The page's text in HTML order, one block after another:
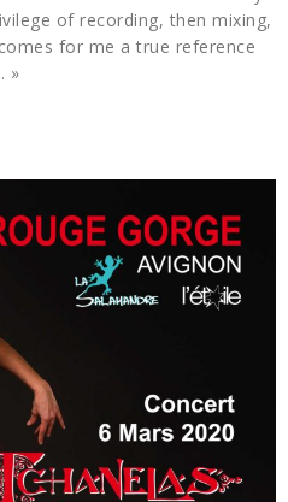
of recording, then mixing,
for me a true reference
»